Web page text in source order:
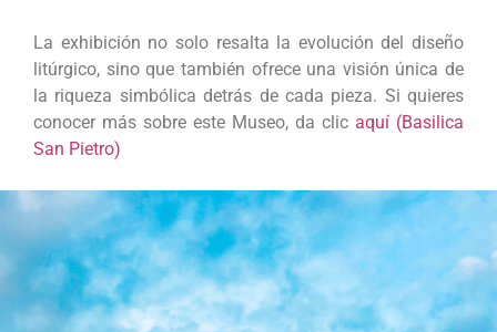
La exhibición no solo resalta la evolución del diseño
litúrgico, sino que también ofrece una visión única de
la riqueza simbólica detrás de cada pieza. Si quieres
conocer más sobre este Museo, da clic aquí (Basilica
San Pietro)